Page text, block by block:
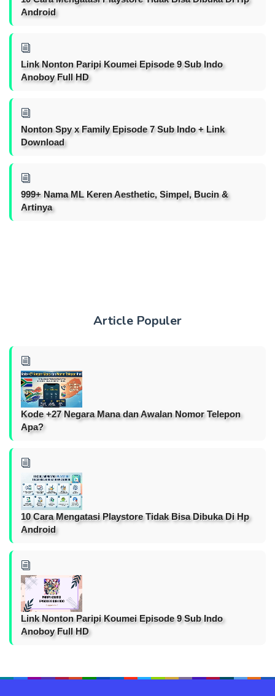
Android
Link Nonton Paripi Koumei Episode 9 Sub Indo
Anoboy Full HD
Nonton Spy x Family Episode 7 Sub Indo + Link
Download
999+ Nama ML Keren Aesthetic, Simpel, Bucin &
Artinya
Article Populer
Kode +27 Negara Mana dan Awalan Nomor Telepon
Apa?
10 Cara Mengatasi Playstore Tidak Bisa Dibuka Di Hp
Android
Link Nonton Paripi Koumei Episode 9 Sub Indo
Anoboy Full HD